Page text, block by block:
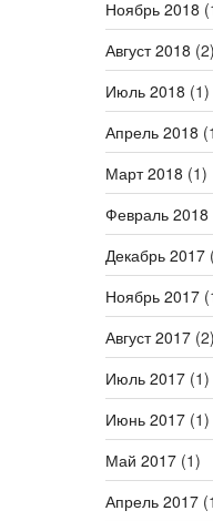
Ноябрь 2018
Август 2018 (2)
Июль 2018 (1)
Апрель 2018
Март 2018 (1)
Февраль 2018
Декабрь 2017
Ноябрь 2017
Август 2017(2)
Июль 2017(1)
Июнь 2017(1)
Май 2017(1)
Апрель 2017